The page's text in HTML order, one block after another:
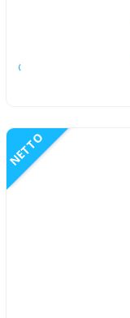
NETTO